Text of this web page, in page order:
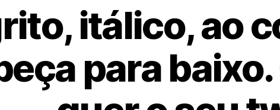
itálico, ao
para